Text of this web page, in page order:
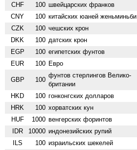
CHF 100 швейцарских франков
CNY 100 китайских юаней женьминьби
CZK 100 чешских крон
DKK 100 датских крон
EGP 100 египетских фунтов
EUR 100 Евро
GBP 100
фунтов стерлингов Велико­
британии
HKD 100 гонконгских долларов
HRK 100 хорватских кун
HUF 1000 венгерских форинтов
IDR 10000 индонезийских рупий
ILS 100 израильских шекелей